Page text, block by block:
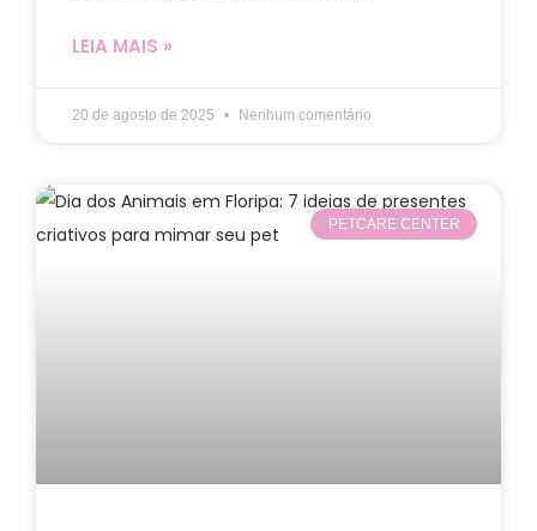
LEIA MAIS »
20 de agosto de 2025 Nenhum comentário
PETCARE CENTER